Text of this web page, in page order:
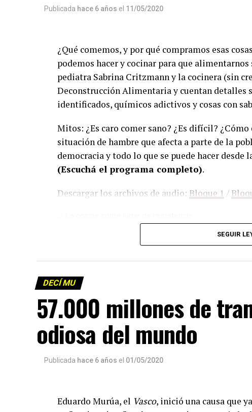
Publicada hace 6 años el 11/05/2020
¿Qué comemos, y por qué compramos esas
podemos hacer y cocinar para que
pediatra Sabrina Critzmann y la cocinera (sin
Deconstrucción Alimentaria y cuentan detalles
identificados, químicos adictivos y cosas con
Mitos: ¿Es caro comer sano? ¿Es difícil?
situación de hambre que afecta a parte de la
democracia y todo lo que se puede hacer desde
(Escuchá el programa completo).
Descargar los archivos de audio: Bloque 1 /
Descargar el programa
SEGUIR
DECÍ MU
57.000 millones de
odiosa del mundo
Publicada hace 6 años el 01/05/2020
Eduardo Murúa, el Vasco, inició una causa que